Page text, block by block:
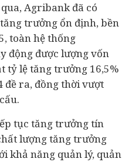
Agribank đã có
trưởng ổn định, bền
toàn hệ thống
động được lượng vốn
tỷ lệ tăng trưởng 16,5%
đề ra, đồng thời vượt
tục tăng trưởng tín
lượng tăng trưởng
khả năng quản lý, quản